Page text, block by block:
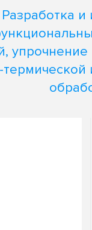
Разработка
упрочнение